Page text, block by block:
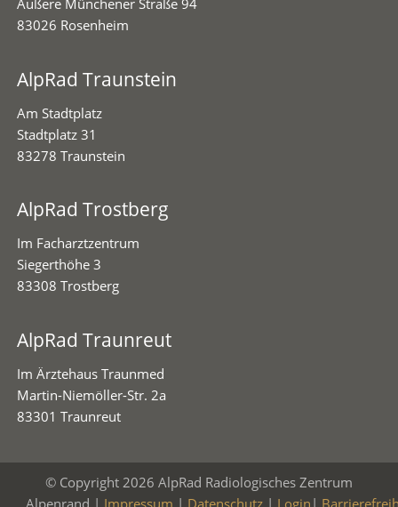
Äußere Münchener Straße 94
83026 Rosenheim
AlpRad Traunstein
Am Stadtplatz
Stadtplatz 31
83278 Traunstein
AlpRad Trostberg
Im Facharztzentrum
Siegerthöhe 3
83308 Trostberg
AlpRad Traunreut
Im Ärztehaus Traunmed
Martin-Niemöller-Str. 2a
83301 Traunreut
© Copyright 2026 AlpRad Radiologisches Zentrum
Alpenrand | Impressum | Datenschutz| Login |